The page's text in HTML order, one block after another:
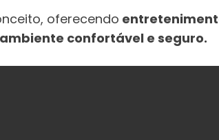
oferecendo
confortável e seguro.